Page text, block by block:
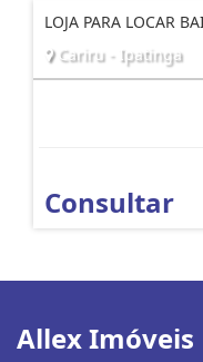
LOJA PARA LOCAR
Cariru - Ipatinga
Consultar
Allex Imóveis